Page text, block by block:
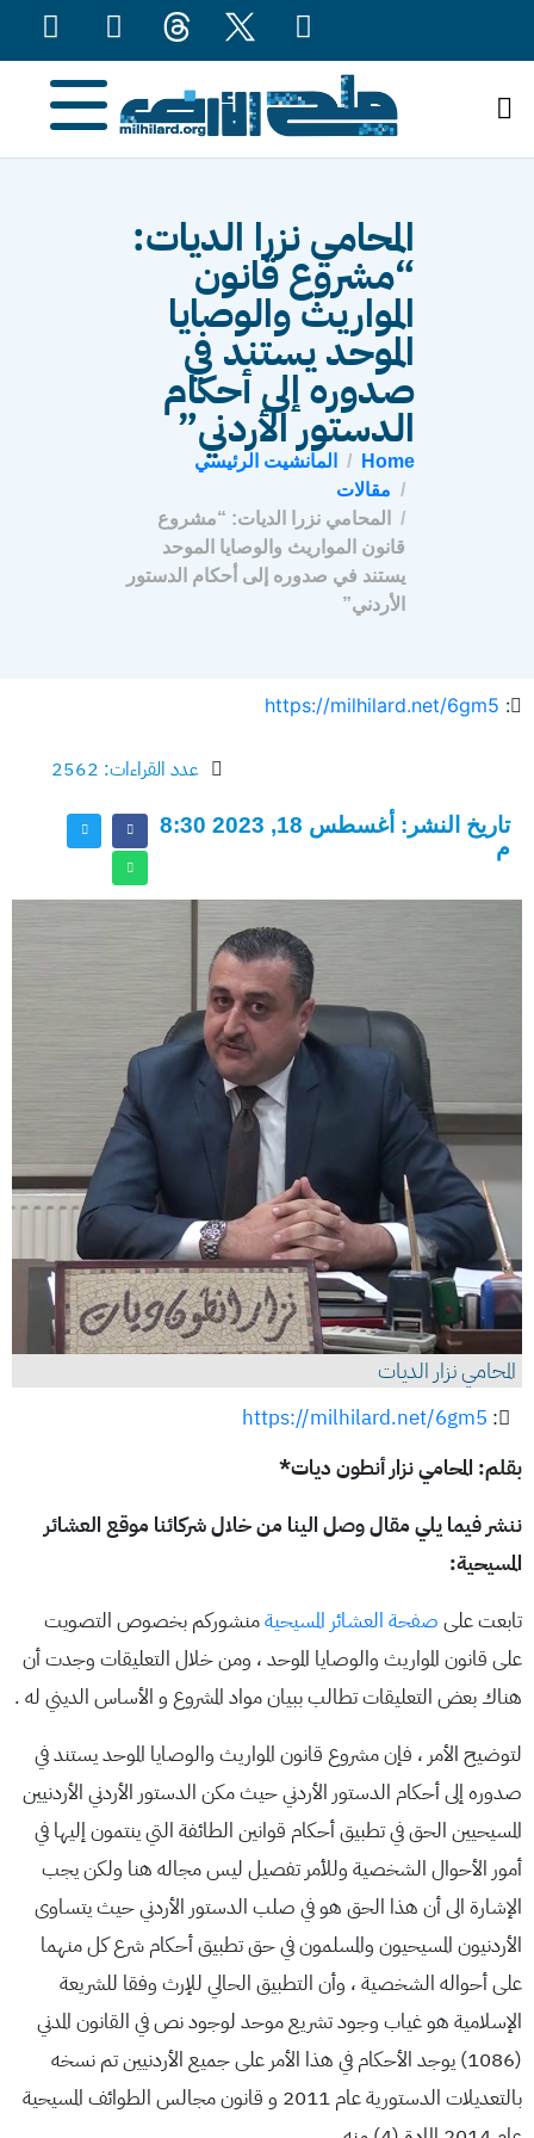
المحامي نزرا الديات:
“مشروع قانون
المواريث والوصايا
الموحد يستند في
صدوره إلى أحكام
الدستور الأردني”
Home
المانشيت الرئيسي
مقالات
المحامي نزرا الديات: “مشروع
قانون المواريث والوصايا الموحد
يستند في صدوره إلى أحكام الدستور
الأردني”
:
https://milhilard.net/6gm5
عدد القراءات: 2562
تاريخ النشر: أغسطس 18, 2023 8:30
م
المحامي نزار الديات
:
https://milhilard.net/6gm5
بقلم: المحامي نزار أنطون ديات*
ننشر فيما يلي مقال وصل الينا من خلال شركائنا موقع العشائر
المسيحية:
تابعت على صفحة العشائر المسيحيةمنشوركم بخصوص التصويت
على قانون المواريث والوصايا الموحد ، ومن خلال التعليقات وجدت أن
هناك بعض التعليقات تطالب ببيان مواد المشروع و الأساس الديني له .
لتوضيح الأمر ، فإن مشروع قانون المواريث والوصايا الموحد يستند في
صدوره إلى أحكام الدستور الأردني حيث مكن الدستور الأردني الأردنيين
المسيحيين الحق في تطبيق أحكام قوانين الطائفة التي ينتمون إليها في
أمور الأحوال الشخصية وللأمر تفصيل ليس مجاله هنا ولكن يجب
الإشارة الى أن هذا الحق هو في صلب الدستور الأردني حيث يتساوى
الأردنيون المسيحيون والمسلمون في حق تطبيق أحكام شرع كل منهما
على أحواله الشخصية ، وأن التطبيق الحالي للإرث وفقا للشريعة
الإسلامية هو غياب وجود تشريع موحد لوجود نص في القانون المدني
(1086) يوجد الأحكام في هذا الأمر على جميع الأردنيين تم نسخه
بالتعديلات الدستورية عام 2011 و قانون مجالس الطوائف المسيحية